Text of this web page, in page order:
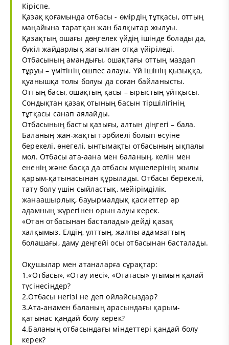
Кіріспе.
Қазақ қоғамында отбасы - өмірдің тұтқасы, оттың
маңайына таратқан жан балқытар жылуы.
Қазақтың ошағы дөңгелек үйдің ішінде болады да,
бүкіл жайдарлық жағылған отқа үйіріледі.
Отбасының амандығы, ошақтағы оттың маздап
тұруы – үмітінің өшпес алауы. Үй ішінің қызыққа,
қуанышқа толы болуы да соған байланысты.
Оттың басы, ошақтың қасы – ырыстың ұйтқысы.
Сондықтан қазақ отының басын тіршілігінің
тұтқасы санап аялайды.
Отбасының басты қазығы, алтын діңгегі – бала.
Баланың жан-жақты тәрбиелі болып өсуіне
берекелі, өнегелі, ынтымақты отбасының ықпалы
мол. Отбасы ата-аана мен баланың, келін мен
ененің және басқа да отбасы мүшелерінің жылы
қарым-қатынасынан құрылады. Отбасы берекелі,
тату болу үшін сыйластық, мейірімділік,
жанаашырлық, бауырмалдық қасиеттер әр
адамның жүрегінен орын алуы керек.
«Отан отбасынан басталады» дейді қазақ
халқымыз. Елдің, ұлттың, жалпы адамзаттың
болашағы, даму деңгейі осы отбасынан басталады.
Оқушылар мен атаналарға сұрақтар:
1.«Отбасы», «Отау иесі», «Отағасы» ұғымын қалай
түсінесіңдер?
2.Отбасы негізі не деп ойлайсыздар?
3.Ата-анамен баланың арасындағы қарым-
қатынас қандай болу керек?
4.Баланың отбасындағы міндеттері қандай болу
керек?